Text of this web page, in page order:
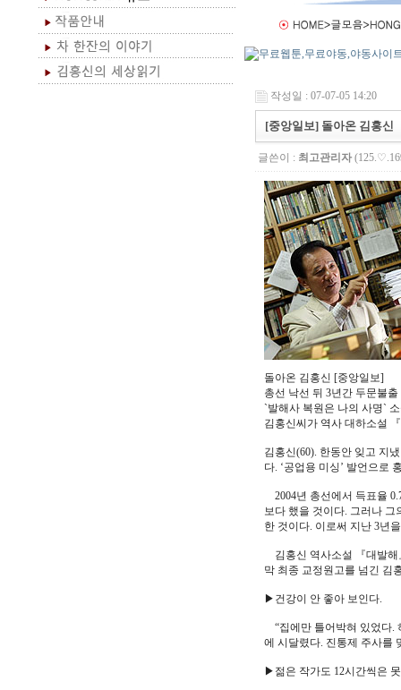
작성일 : 07-07-05 14:20
[중앙일보] 돌아온 김홍신
글쓴이 : 최고관리자
돌아온 김홍신 [중앙일보]
총선 낙선 뒤 3년간 두문불
`발해사 복원은 나의 사명`
김홍신씨가 역사 대하소설
김홍신(60). 한동안 잊고 지
다. ‘공업용 미싱’ 발언으로
2004년 총선에서 득표율
보다 했을 것이다. 그러나 그
한 것이다. 이로써 지난 3년
김홍신 역사소설 『대발해
막 최종 교정원고를 넘긴 김
▶건강이 안 좋아 보인다.
“집에만 틀어박혀 있었다.
에 시달렸다. 진통제 주사를
▶젊은 작가도 12시간씩은